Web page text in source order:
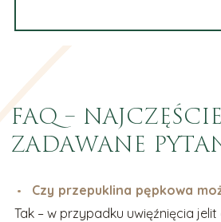
FAQ –
ZADAWANE
Czy przepuklina pępkowa
Tak – w przypadku uwięźnięcia